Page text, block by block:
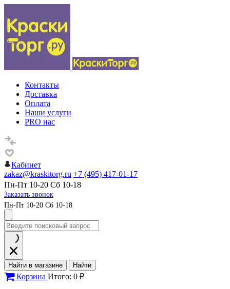
Контакты
Доставка
Оплата
Наши услуги
PRO нас
Кабинет
zakaz@kraskitorg.ru +7 (495) 417-01-17
Пн-Пт 10-20 Сб 10-18
Заказать звонок
Пн-Пт 10-20 Сб 10-18
Найти в магазине Найти
Корзина Итого: 0 ₽